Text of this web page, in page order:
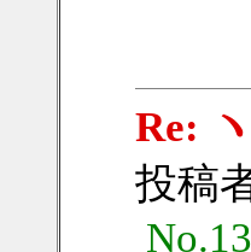
Re:
投稿